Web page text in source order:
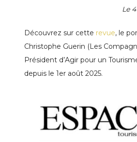
Le
Découvrez sur cette revue, le
Christophe Guerin (Les
Président d’Agir pour un
depuis le 1er août 2025.